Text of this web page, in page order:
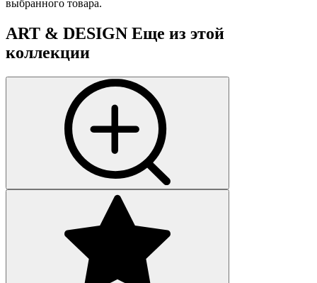
выбранного товара.
ART & DESIGN Еще из этой
коллекции